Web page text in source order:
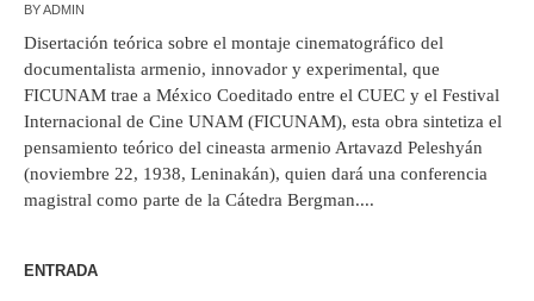
BYADMIN
Disertación teórica sobre el montaje cinematográfico del
documentalista armenio, innovador y experimental, que
FICUNAM trae a México Coeditado entre el CUEC y el Festival
Internacional de Cine UNAM (FICUNAM), esta obra sintetiza el
pensamiento teórico del cineasta armenio Artavazd Peleshyán
(noviembre 22, 1938, Leninakán), quien dará una conferencia
magistral como parte de la Cátedra Bergman....
ENTRADA